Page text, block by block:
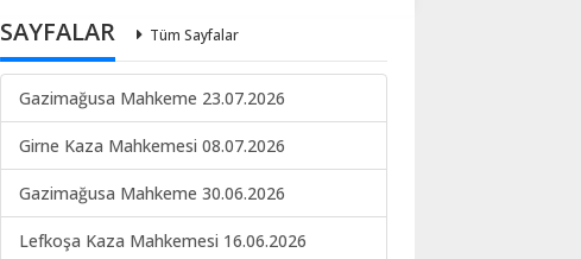
SAYFALAR Tüm Sayfalar
Gazimağusa Mahkeme 23.07.2026
Girne Kaza Mahkemesi 08.07.2026
Gazimağusa Mahkeme 30.06.2026
Lefkoşa Kaza Mahkemesi 16.06.2026